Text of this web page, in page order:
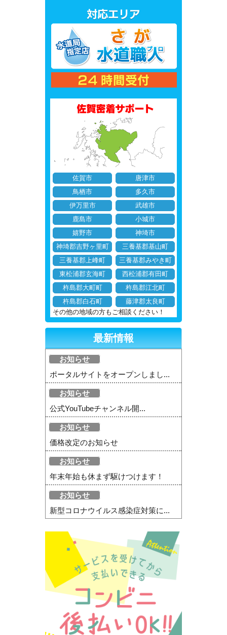
佐賀市
唐津市
鳥栖市
多久市
伊万里市
武雄市
鹿島市
小城市
嬉野市
神埼市
神埼郡吉野ヶ里町
三養基郡基山町
三養基郡上峰町
三養基郡みやき町
東松浦郡玄海町
西松浦郡有田町
杵島郡大町町
杵島郡江北町
杵島郡白石町
藤津郡太良町
その他の地域の方もご相談ください！
最新情報
お知らせ
ポータルサイトをオープンしまし...
お知らせ
公式YouTubeチャンネル開...
お知らせ
価格改定のお知らせ
お知らせ
年末年始も休まず駆けつけます！
お知らせ
新型コロナウイルス感染症対策に...